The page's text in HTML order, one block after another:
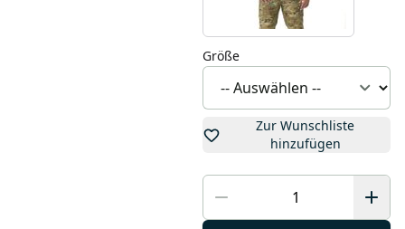
Größe
Zur Wunschliste
hinzufügen